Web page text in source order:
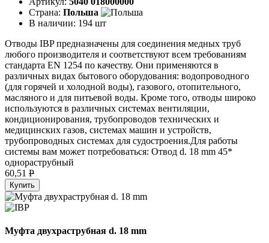
Страна: Польша
В наличии: 194 шт
Отводы IBP предназначены для соединения медных труб
любого производителя и соответствуют всем требованиям
стандарта EN 1254 по качеству. Они применяются в
различных видах бытового оборудования: водопроводного
(для горячей и холодной воды), газового, отопительного,
масляного и для питьевой воды. Кроме того, отводы широко
используются в различных системах вентиляции,
кондиционирования, трубопроводов технических и
медицинских газов, системах машин и устройств,
трубопроводных системах для судостроения.Для работы
системы вам может потребоваться: Отвод d. 18 mm 45*
однораструбный
60,51 P
Купить
Муфта двухраструбная d. 18 mm